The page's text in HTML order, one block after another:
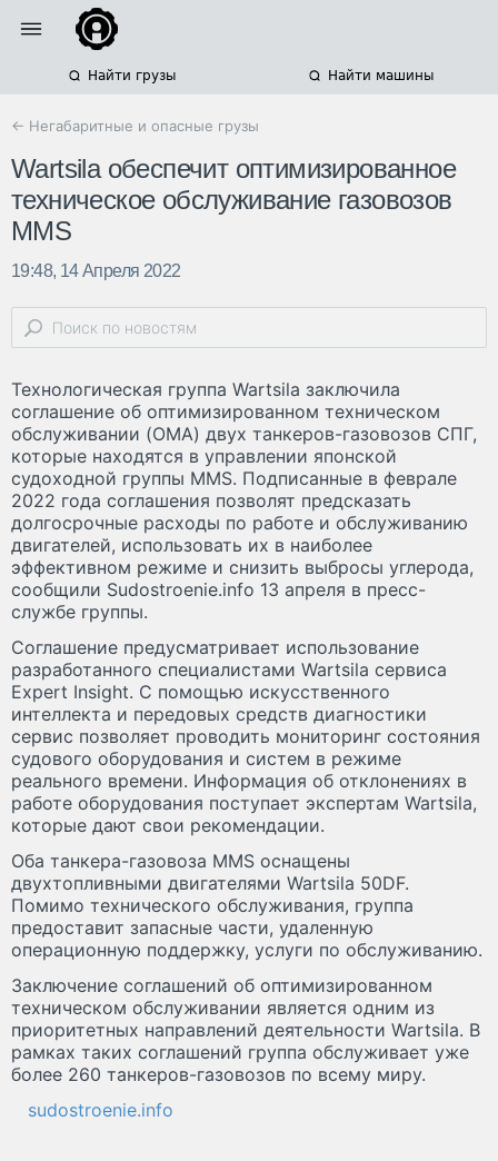
Найти грузы Найти машины
← Негабаритные и опасные грузы
Wartsila обеспечит оптимизированное
техническое обслуживание газовозов
MMS
19:48, 14 Апреля 2022
Технологическая группа Wartsila заключила
соглашение об оптимизированном техническом
обслуживании (OMA) двух танкеров-газовозов СПГ,
которые находятся в управлении японской
судоходной группы MMS. Подписанные в феврале
2022 года соглашения позволят предсказать
долгосрочные расходы по работе и обслуживанию
двигателей, использовать их в наиболее
эффективном режиме и снизить выбросы углерода,
сообщили Sudostroenie.info 13 апреля в пресс-
службе группы.
Соглашение предусматривает использование
разработанного специалистами Wartsila сервиса
Expert Insight. С помощью искусственного
интеллекта и передовых средств диагностики
сервис позволяет проводить мониторинг состояния
судового оборудования и систем в режиме
реального времени. Информация об отклонениях в
работе оборудования поступает экспертам Wartsila,
которые дают свои рекомендации.
Оба танкера-газовоза MMS оснащены
двухтопливными двигателями Wartsila 50DF.
Помимо технического обслуживания, группа
предоставит запасные части, удаленную
операционную поддержку, услуги по обслуживанию.
Заключение соглашений об оптимизированном
техническом обслуживании является одним из
приоритетных направлений деятельности Wartsila. В
рамках таких соглашений группа обслуживает уже
более 260 танкеров-газовозов по всему миру.
sudostroenie.info